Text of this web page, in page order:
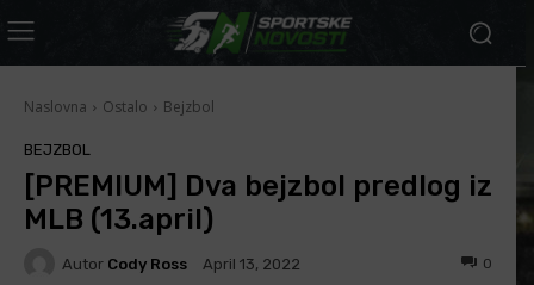
Naslovna Ostalo Bejzbol
BEJZBOL
[PREMIUM] Dva bejzbol predlog iz
MLB (13.april)
Autor Cody Ross April 13, 2022 0